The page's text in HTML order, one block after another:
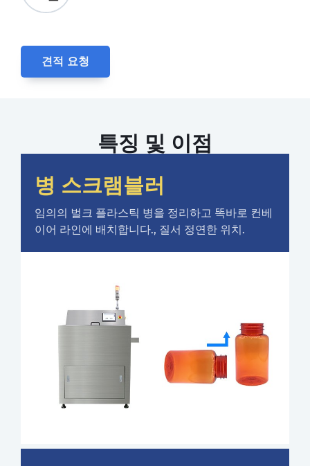
견적 요청
특징 및 이점
병 스크램블러
임의의 벌크 플라스틱 병을 정리하고 똑바로 컨베
이어 라인에 배치합니다., 질서 정연한 위치.